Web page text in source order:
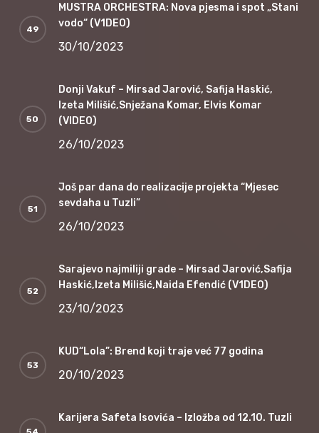
MUSTRA ORCHESTRA: Nova pjesma i spot „Stani
vodo“ (V1DEO)
30/10/2023
Donji Vakuf – Mirsad Jarović, Safija Haskić,
Izeta Milišić,Snježana Komar, Elvis Komar
(VIDEO)
26/10/2023
Još par dana do realizacije projekta “Mjesec
sevdaha u Tuzli”
26/10/2023
Sarajevo najmiliji grade – Mirsad Jarović,Safija
Haskić,Izeta Milišić,Naida Efendić (V1DEO)
23/10/2023
KUD“Lola”: Brend koji traje već 77 godina
20/10/2023
Karijera Safeta Isovića – Izložba od 12.10. Tuzli